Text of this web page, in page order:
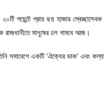
পয়েন্টে প্রায় ছয় হাজার
রাজধানীতে মানুষের ঢল নামবে আজ।
সমাবেশে একটি ‘ঐক্যের ডাক’ এবং